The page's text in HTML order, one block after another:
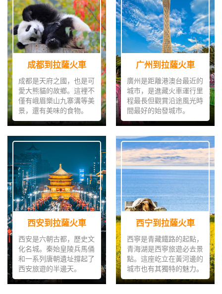
成都到拉薩火車
成都到拉薩火車
成都是天府之國，也是可
愛大熊貓的故鄉。這裡不
僅有峨眉樂山九寨溝等美
景，還有美味的食物。
广州到拉薩火車
广州到拉薩火車
廣州是距離港澳台最近的
城市，是進藏火車運行里
程最長但觀賞沿途風光時
間最好的始發城市。
西安到拉薩火車
西安到拉薩火車
西安是六朝古都，歷史文
化名城。秦始皇陵兵馬俑
和一系列唐朝遺址撐起了
西安旅遊的半邊天。
西宁到拉薩火車
西宁到拉薩火車
西寧是青藏鐵路的起點，
青海湖是西寧旅遊必去景
點。這座屹立在黃河邊的
城市也有其獨特的魅力。